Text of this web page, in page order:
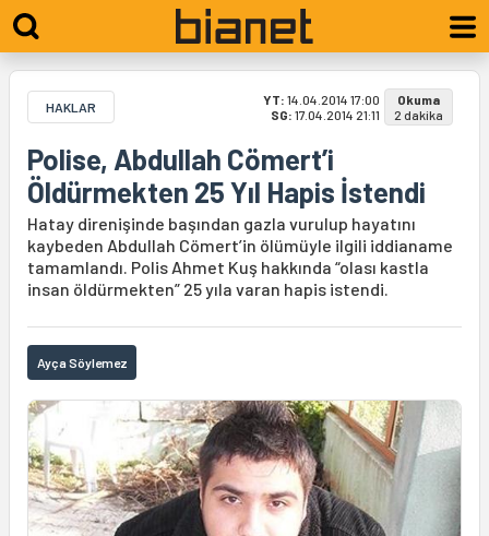
HAKLAR YT: 14.04.2014 17:00
SG: 17.04.2014 21:11
Okuma
2 dakika
Polise, Abdullah Cömert’i
Öldürmekten 25 Yıl Hapis İstendi
Hatay direnişinde başından gazla vurulup hayatını
kaybeden Abdullah Cömert’in ölümüyle ilgili iddianame
tamamlandı. Polis Ahmet Kuş hakkında “olası kastla
insan öldürmekten” 25 yıla varan hapis istendi.
Ayça Söylemez